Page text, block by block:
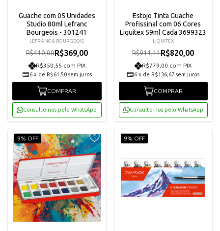
Guache com 05 Unidades
Studio 80ml Lefranc
Bourgeois - 301241
LEFRANC & BOURGEOIS
R$410,00R$369,00
R$350,55 com PIX
6 x de R$61,50 sem juros
COMPRAR
Consulte-nos pelo WhatsApp
Estojo Tinta Guache
Profissinal com 06 Cores
Liquitex 59ml Cada 3699323
LIQUITEX
R$911,11R$820,00
R$779,00 com PIX
6 x de R$136,67 sem juros
COMPRAR
Consulte-nos pelo WhatsApp
9% OFF 9% OFF